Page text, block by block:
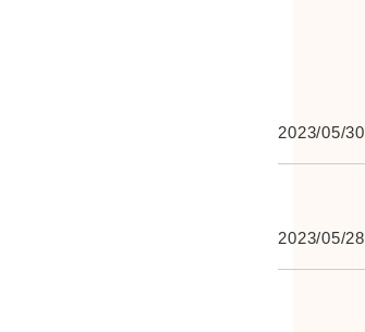
2023/05/30
2023/05/28